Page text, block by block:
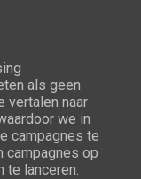
als geen
vertalen naar
we in
campagnes te
campagnes op
te lanceren.